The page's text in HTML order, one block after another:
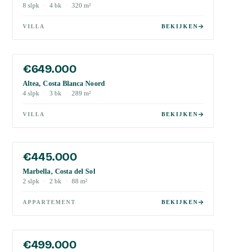
8 slpk · 4 bk · 320 m²
VILLA BEKIJKEN
€649.000
Altea, Costa Blanca Noord
4 slpk · 3 bk · 289 m²
VILLA BEKIJKEN
€445.000
Marbella, Costa del Sol
2 slpk · 2 bk · 88 m²
APPARTEMENT BEKIJKEN
€499.000